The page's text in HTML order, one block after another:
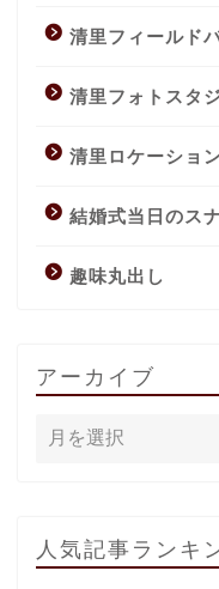
清里フィールド
清里フォトスタ
清里ロケーショ
結婚式当日のス
趣味丸出し
アーカイブ
人気記事ランキ